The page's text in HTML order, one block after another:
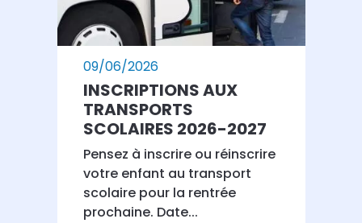
09/06/2026
INSCRIPTIONS AUX
TRANSPORTS
SCOLAIRES 2026-2027
Pensez à inscrire ou réinscrire
votre enfant au transport
scolaire pour la rentrée
prochaine. Date...